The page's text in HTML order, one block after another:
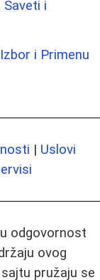
Saveti i
i Primenu
| Uslovi
odgovornost
ovog
pružaju se